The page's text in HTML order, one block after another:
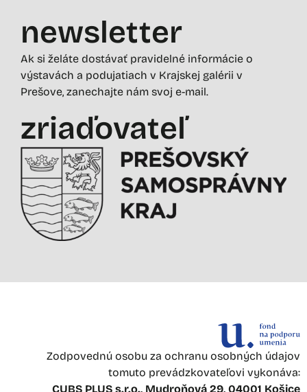
newsletter
Ak si želáte dostávať pravidelné informácie o
výstavách a podujatiach v Krajskej galérii v
Prešove, zanechajte nám svoj e-mail.
zriaďovateľ
Zodpovednú osobu za ochranu osobných údajov
tomuto prevádzkovateľovi vykonáva:
CUBS PLUS s.r.o., Mudroňová 29, 04001 Košice